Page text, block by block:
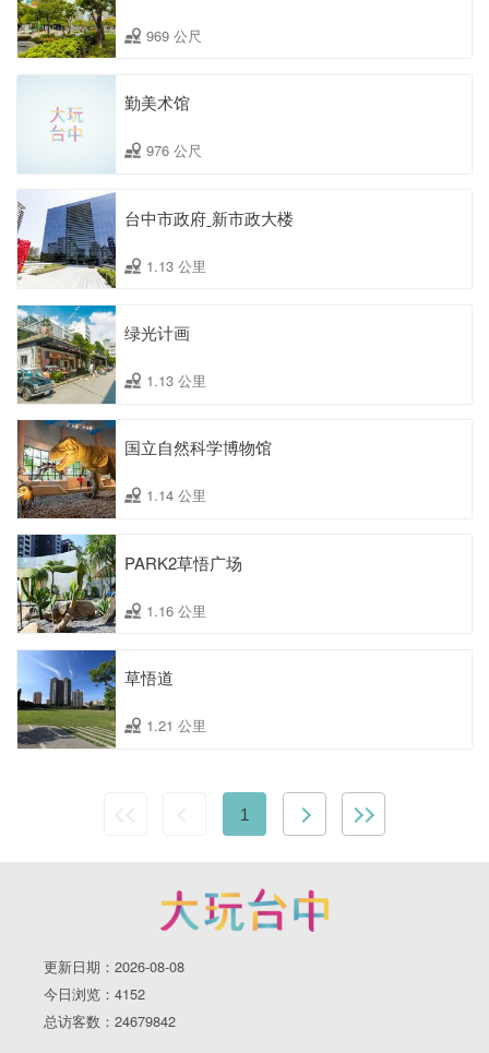
969 公尺
勤美术馆
976 公尺
台中市政府ˍ新市政大楼
1.13 公里
绿光计画
1.13 公里
国立自然科学博物馆
1.14 公里
PARK2草悟广场
1.16 公里
草悟道
1.21 公里
1
更新日期：2026-08-08
今日浏览：4152
总访客数：24679842